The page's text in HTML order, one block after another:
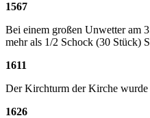
1567
Bei einem großen Unwetter am
mehr als 1/2 Schock (30 Stück)
1611
Der Kirchturm der Kirche wurde
1626